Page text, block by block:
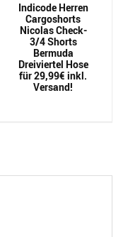
Indicode Herren
Cargoshorts
Nicolas Check-
3/4 Shorts
Bermuda
Dreiviertel Hose
für 29,99€ inkl.
Versand!